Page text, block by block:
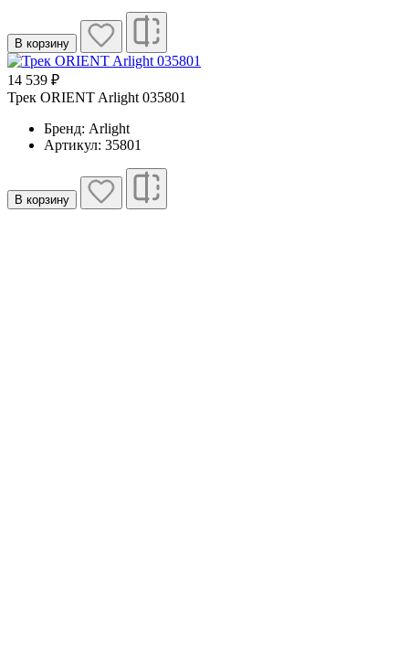
В корзину
14 539 ₽
Трек ORIENT Arlight 035801
Бренд: Arlight
Артикул: 35801
В корзину